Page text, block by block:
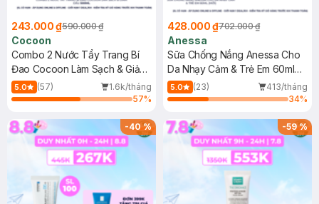
243.000 ₫590.000 ₫
Cocoon
Combo 2 Nước Tẩy Trang Bí
Đao Cocoon Làm Sạch & Giảm
Dầu 500ml
5.0 (57)
1.6k/tháng
57%
428.000 ₫702.000 ₫
Anessa
Sữa Chống Nắng Anessa Cho
Da Nhạy Cảm & Trẻ Em 60ml
(Mới)
5.0 (23)
413/tháng
34%
-40% -59%